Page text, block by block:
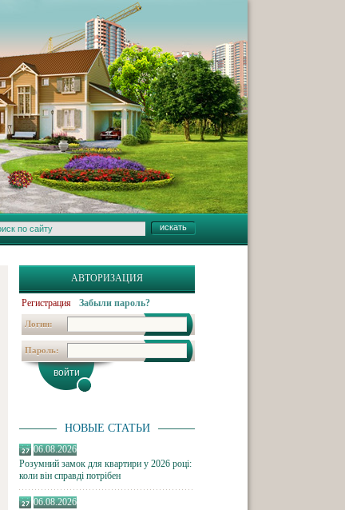
АВТОРИЗАЦИЯ
Регистрация Забыли пароль?
Логин:
Пароль:
НОВЫЕ СТАТЬИ
06.08.2026
Розумний замок для квартири у 2026 році:
коли він справді потрібен
06.08.2026